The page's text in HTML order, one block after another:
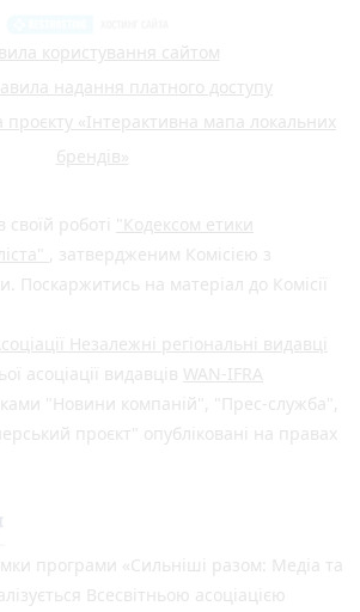
користування сайтом
надання платного доступу
проєкту «Інтерактивна мапа локальних
брендів»
роботі "Кодексом етики
, затвердженим Комісією з
Поскаржитись на матеріал до Комісії
Незалежні регіональні видавці
асоціації видавців WAN-IFRA
"Новини компаній", "Прес-служба",
проєкт" опубліковані на правах
програми «Сильніші разом: Медіа та
Всесвітньою асоціацією